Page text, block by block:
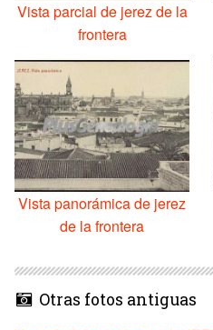
Vista parcial de jerez de la
frontera
Vista panorámica de jerez
de la frontera
Otras fotos antiguas